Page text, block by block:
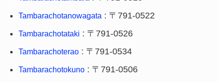
Tambarachotanowagata : 〒791-0522
Tambarachotataki : 〒791-0526
Tambarachoterao : 〒791-0534
Tambarachotokuno : 〒791-0506